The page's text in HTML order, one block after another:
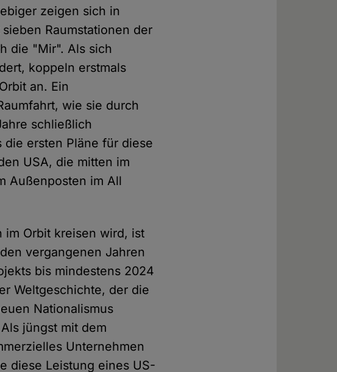
zeigen sich in
Raumstationen der
die "Mir". Als sich
koppeln erstmals
an. Ein
wie sie durch
schließlich
ersten Pläne für diese
USA, die mitten im
Außenposten im All
im Orbit kreisen wird, ist
vergangenen Jahren
bis mindestens 2024
Weltgeschichte, der die
Nationalismus
jüngst mit dem
Unternehmen
diese Leistung eines US-